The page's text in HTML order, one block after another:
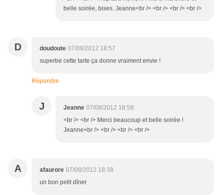
belle soirée, bises. Jeanne<br /> <br /> <br /> <br />
D doudoute 07/08/2012 18:57
superbe cette tarte ça donne vraiment envie !
Répondre
J Jeanne 07/08/2012 18:58
<br /> <br /> Merci beaucoup et belle soirée !
Jeanne<br /> <br /> <br /> <br />
A afaurore 07/08/2012 18:38
un bon petit dîner